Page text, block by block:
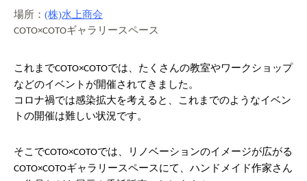
場所： (株)水上商会
COTO×COTOギャラリースペース
これまでCOTO×COTOでは、たくさんの教室やワークショップ
などのイベントが開催されてきました。
コロナ禍では感染拡大を考えると、これまでのようなイベン
トの開催は難しい状況です。
そこでCOTO×COTOでは、リノベーションのイメージが広がる
COTO×COTOギャラリースペースにて、ハンドメイド作家さん